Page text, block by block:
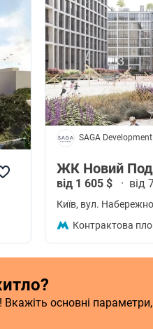
SAGA Development
ЖК Новий
від 1 605 $ · від
Київ, вул.
Контрактова
основні